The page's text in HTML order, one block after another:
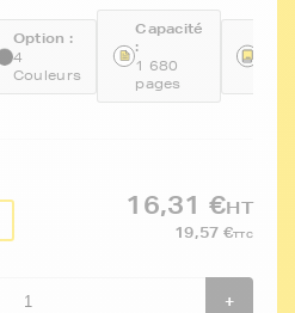
Option :
4
Couleurs
Capacité
:
1 680
pages
16,31 €HT
19,57 €TTC
+